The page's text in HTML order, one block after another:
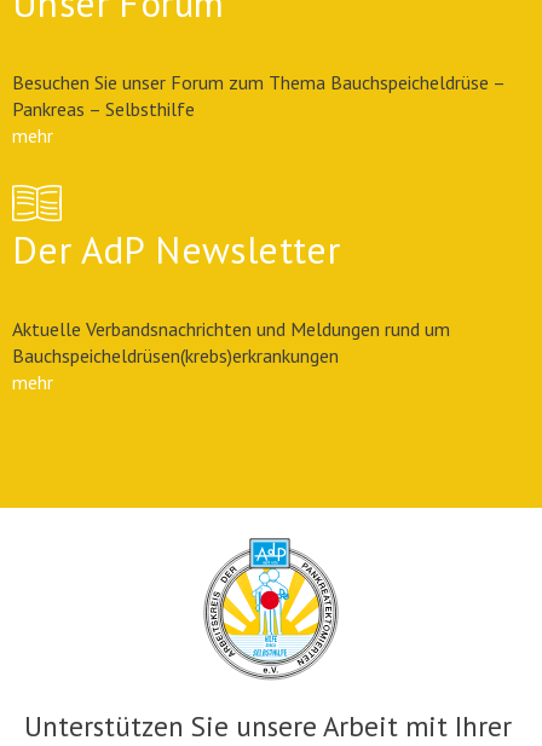
Besuchen Sie unser Forum zum Thema Bauchspeicheldrüse –
Pankreas – Selbsthilfe
mehr
Der AdP Newsletter
Aktuelle Verbandsnachrichten und Meldungen rund um
Bauchspeicheldrüsen(krebs)erkrankungen
mehr
Unterstützen Sie unsere Arbeit mit Ihrer